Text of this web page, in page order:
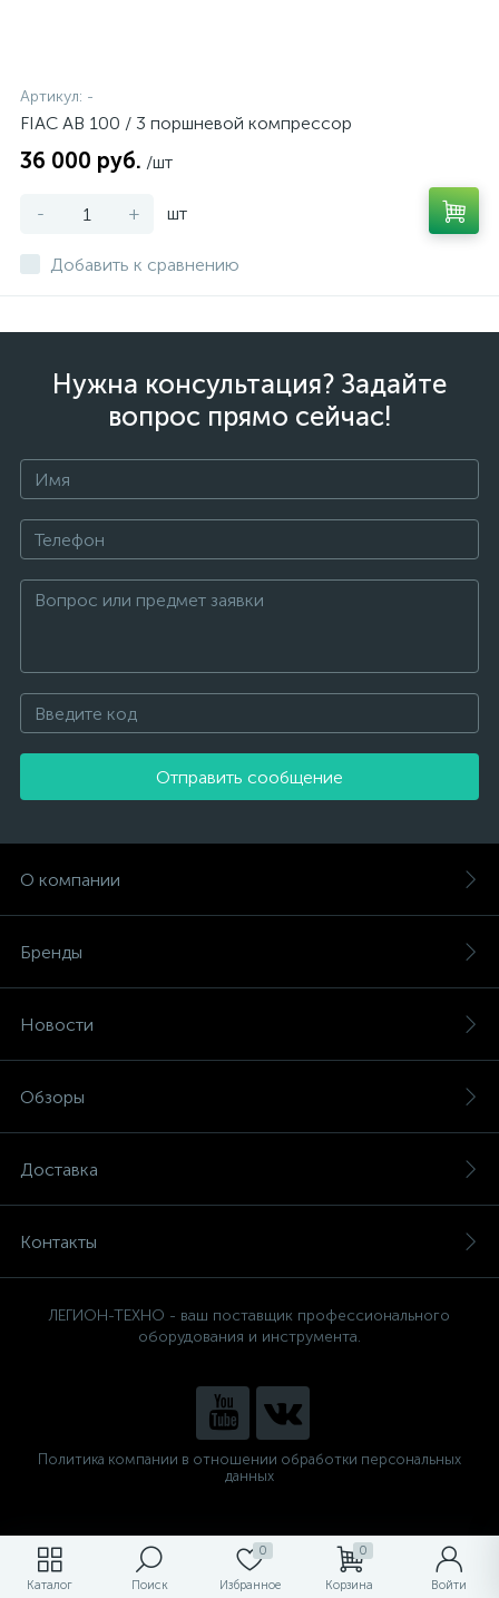
Каталог Поиск
0
Избранное
0
Корзина Войти
Артикул: -
FIAC AB 100 / 3 поршневой компрессор
36 000 руб. /шт
- + шт
Добавить к сравнению
Нужна консультация? Задайте
вопрос прямо сейчас!
Отправить сообщение
О компании
Бренды
Новости
Обзоры
Доставка
Контакты
ЛЕГИОН-ТЕХНО - ваш поставщик профессионального
оборудования и инструмента.
Политика компании в отношении обработки персональных
данных